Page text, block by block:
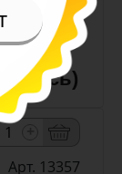
(шт)
Арт. 13357